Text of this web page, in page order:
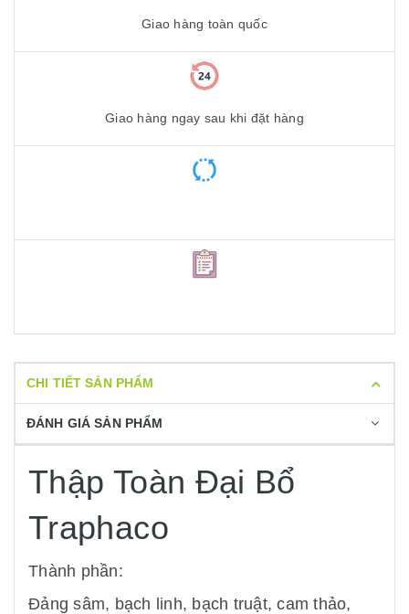
Giao hàng toàn quốc
Giao hàng ngay sau khi đặt hàng
CHI TIẾT SẢN PHẨM
ĐÁNH GIÁ SẢN PHẨM
Thập Toàn Đại Bổ
Traphaco
Thành phần:
Đảng sâm, bạch linh, bạch truật, cam thảo,